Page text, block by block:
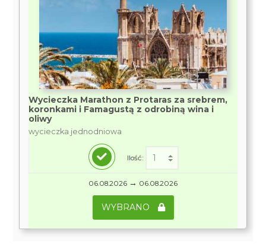
Wycieczka Marathon z Protaras za srebrem,
koronkami i Famagustą z odrobiną wina i
oliwy
wycieczka jednodniowa
Ilość:
06.08.2026 → 06.08.2026
WYBRANO